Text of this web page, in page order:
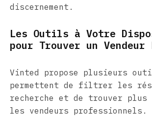
discernement.
Les Outils à Votre
pour Trouver un Vendeur
Vinted propose plusieurs
permettent de filtrer les
recherche et de trouver plus
les vendeurs professionnels.